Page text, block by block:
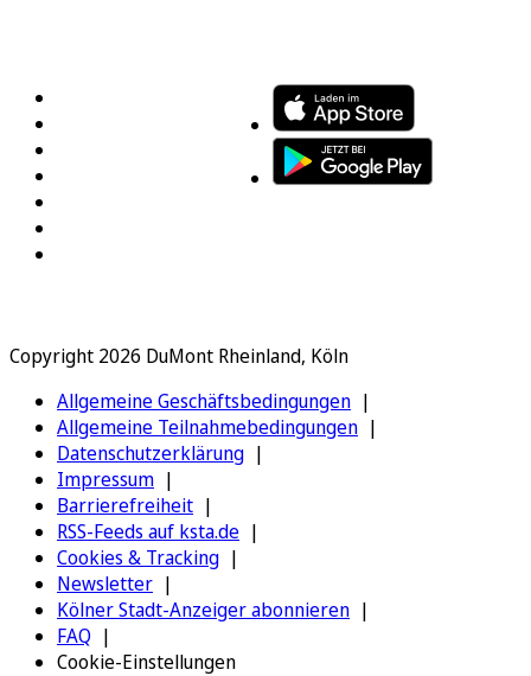
Copyright 2026 DuMont Rheinland, Köln
Allgemeine Geschäftsbedingungen
Allgemeine Teilnahmebedingungen
Datenschutzerklärung
Impressum
Barrierefreiheit
RSS-Feeds auf ksta.de
Cookies & Tracking
Newsletter
Kölner Stadt-Anzeiger abonnieren
FAQ
Cookie-Einstellungen